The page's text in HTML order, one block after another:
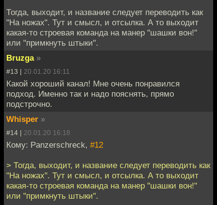
Тогда, выходит, и название следует переводить как
"На ножах". Тут и смысл, и отсылка. А то выходит
какая-то строевая команда на манер "шашки вон!"
или "примкнуть штыки".
Bruzga »
#13 | 20.01.20 16:11
Какой хороший канал! Мне очень понравился
подход. Именно так и надо пояснять, прямо
подстрочно.
Whisper »
#14 | 20.01.20 16:18
Кому: Panzerschreck, #12
> Тогда, выходит, и название следует переводить как
"На ножах". Тут и смысл, и отсылка. А то выходит
какая-то строевая команда на манер "шашки вон!"
или "примкнуть штыки".